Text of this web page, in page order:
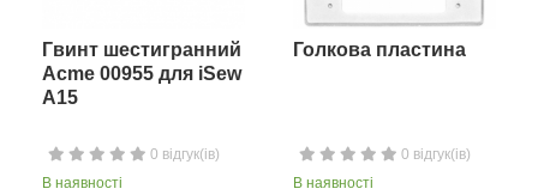
Гвинт шестигранний
Acme 00955 для iSew
A15
0 відгук(ів)
В наявності
Голкова пластина
0 відгук(ів)
В наявності